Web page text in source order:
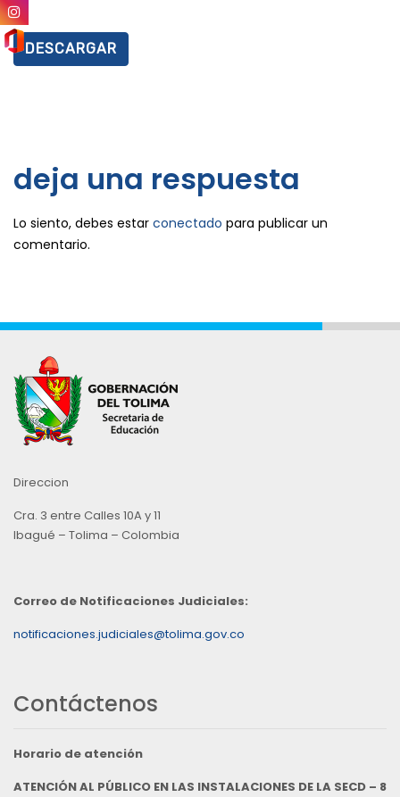
DESCARGAR
deja una respuesta
Lo siento, debes estar conectado para publicar un
comentario.
Direccion
Cra. 3 entre Calles 10A y 11
Ibagué – Tolima – Colombia
Correo de Notificaciones Judiciales:
notificaciones.judiciales@tolima.gov.co
Contáctenos
Horario de atención
ATENCIÓN AL PÚBLICO EN LAS INSTALACIONES DE LA SECD – 8